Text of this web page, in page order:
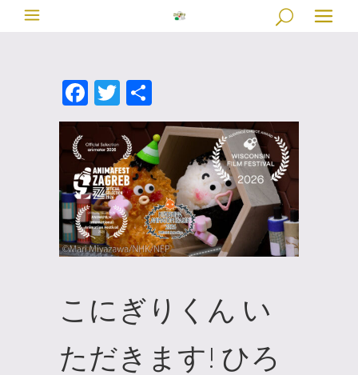
Facebook
Twitter
有
こにぎりくん い
ただきます! ひろ